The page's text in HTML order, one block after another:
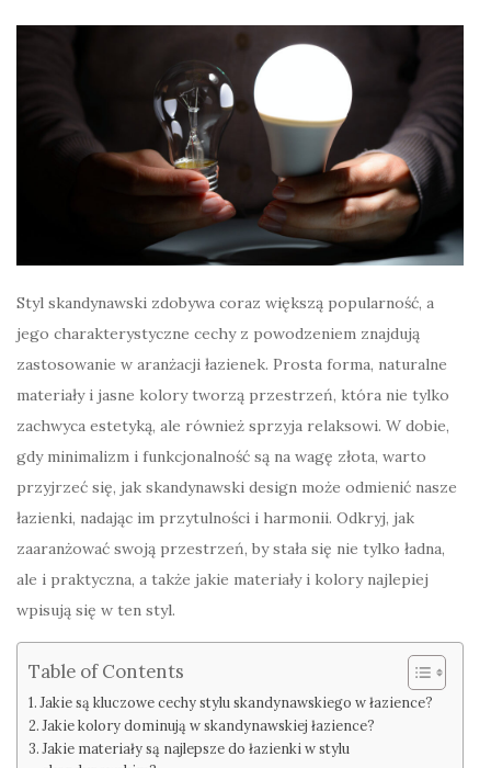
Styl skandynawski zdobywa coraz większą popularność, a
jego charakterystyczne cechy z powodzeniem znajdują
zastosowanie w aranżacji łazienek. Prosta forma, naturalne
materiały i jasne kolory tworzą przestrzeń, która nie tylko
zachwyca estetyką, ale również sprzyja relaksowi. W dobie,
gdy minimalizm i funkcjonalność są na wagę złota, warto
przyjrzeć się, jak skandynawski design może odmienić nasze
łazienki, nadając im przytulności i harmonii. Odkryj, jak
zaaranżować swoją przestrzeń, by stała się nie tylko ładna,
ale i praktyczna, a także jakie materiały i kolory najlepiej
wpisują się w ten styl.
Table of Contents
Jakie są kluczowe cechy stylu skandynawskiego w łazience?
Jakie kolory dominują w skandynawskiej łazience?
Jakie materiały są najlepsze do łazienki w stylu